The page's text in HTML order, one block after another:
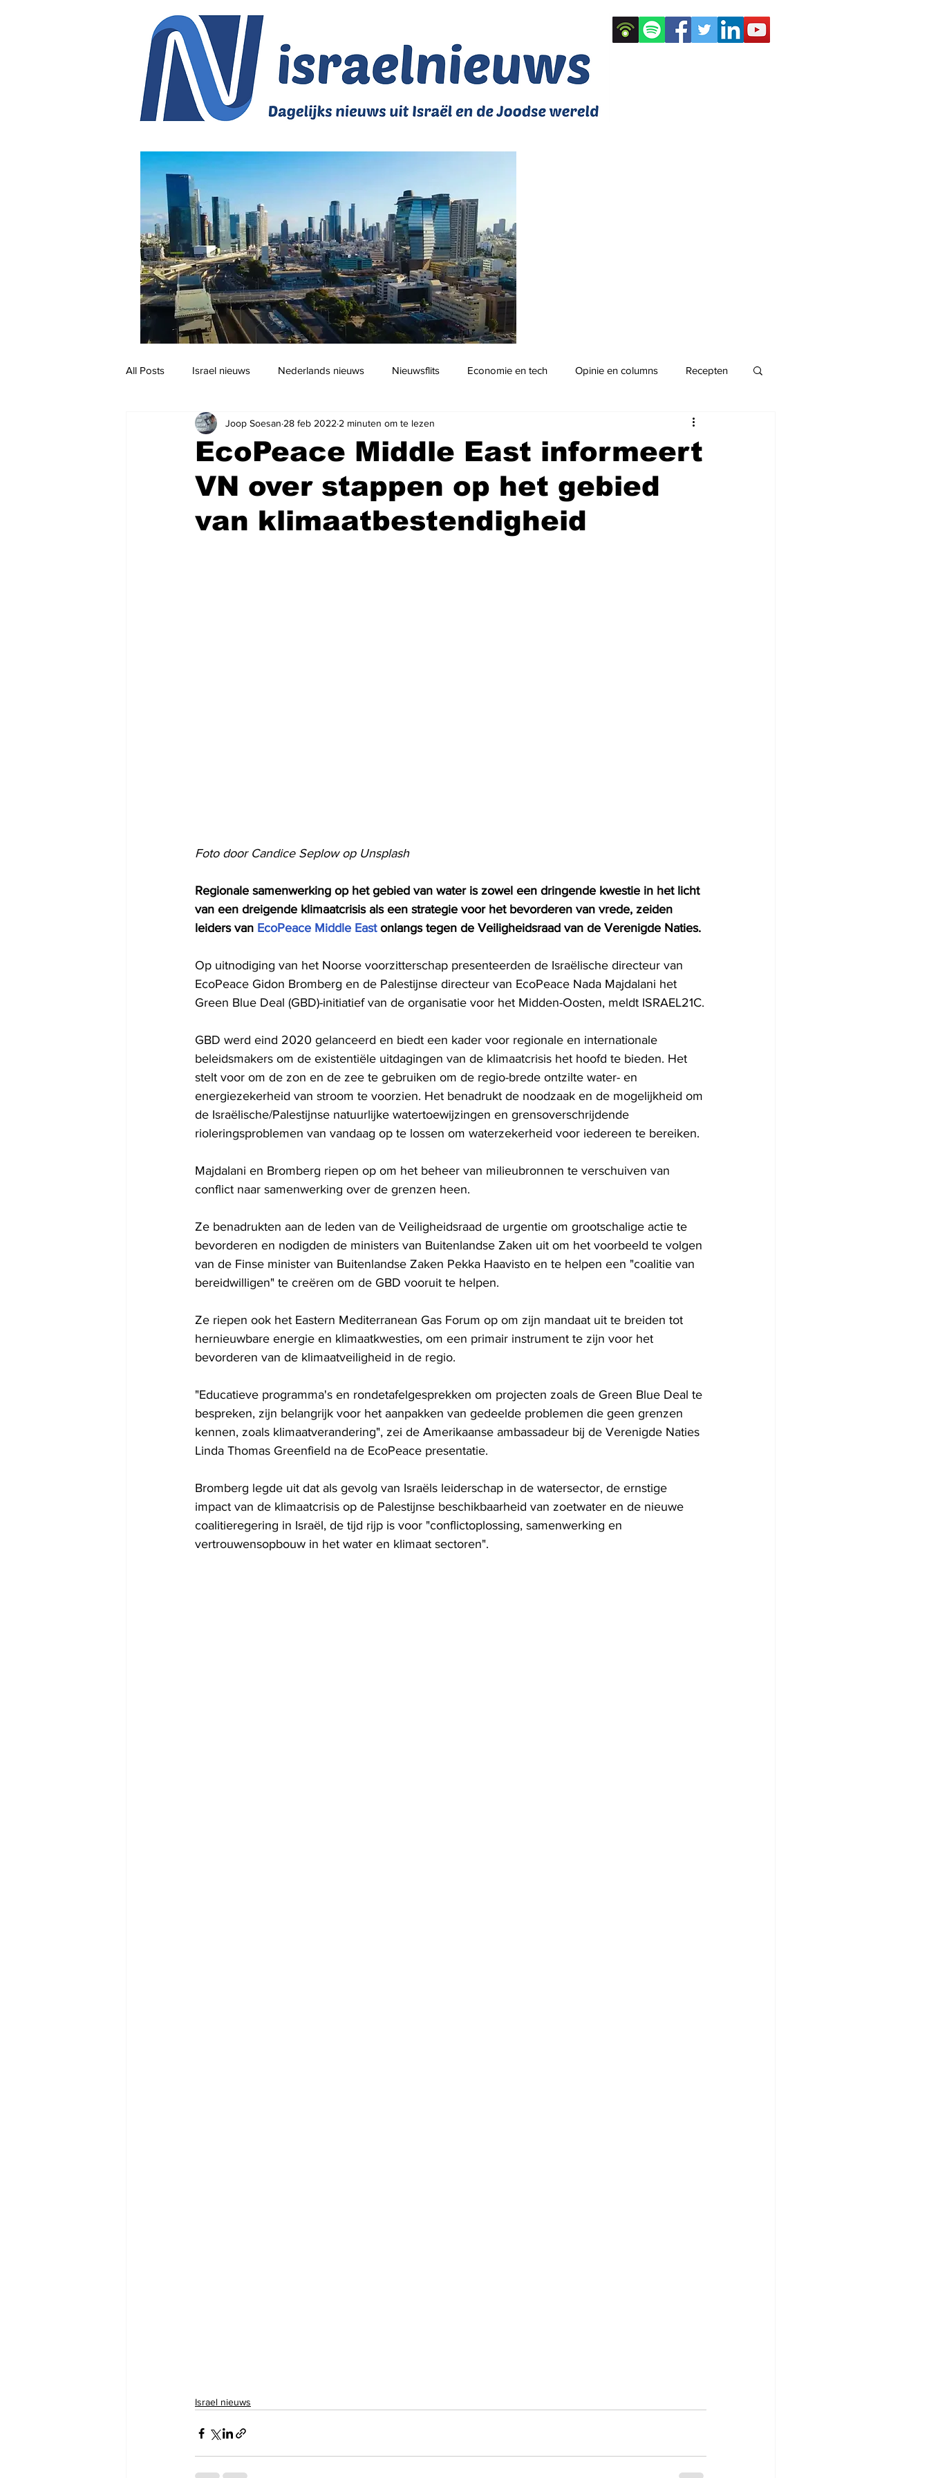
All Posts Israel nieuws Nederlands nieuws Nieuwsflits Economie en tech Opinie en columns Recepten
Jodendom en cultuur Podcast
EcoPeace Middle East informeert
VN over stappen op het gebied
van klimaatbestendigheid
Joop Soesan 28 feb 2022 2 minuten om te lezen
Foto door Candice Seplow op Unsplash
Regionale samenwerking op het gebied van water is zowel een dringende kwestie in het licht
van een dreigende klimaatcrisis als een strategie voor het bevorderen van vrede, zeiden
leiders van EcoPeace Middle East onlangs tegen de Veiligheidsraad van de Verenigde Naties.
Op uitnodiging van het Noorse voorzitterschap presenteerden de Israëlische directeur van
EcoPeace Gidon Bromberg en de Palestijnse directeur van EcoPeace Nada Majdalani het
Green Blue Deal (GBD)-initiatief van de organisatie voor het Midden-Oosten, meldt ISRAEL21C.
GBD werd eind 2020 gelanceerd en biedt een kader voor regionale en internationale
beleidsmakers om de existentiële uitdagingen van de klimaatcrisis het hoofd te bieden. Het
stelt voor om de zon en de zee te gebruiken om de regio-brede ontzilte water- en
energiezekerheid van stroom te voorzien. Het benadrukt de noodzaak en de mogelijkheid om
de Israëlische/Palestijnse natuurlijke watertoewijzingen en grensoverschrijdende
rioleringsproblemen van vandaag op te lossen om waterzekerheid voor iedereen te bereiken.
Majdalani en Bromberg riepen op om het beheer van milieubronnen te verschuiven van
conflict naar samenwerking over de grenzen heen.
Ze benadrukten aan de leden van de Veiligheidsraad de urgentie om grootschalige actie te
bevorderen en nodigden de ministers van Buitenlandse Zaken uit om het voorbeeld te volgen
van de Finse minister van Buitenlandse Zaken Pekka Haavisto en te helpen een "coalitie van
bereidwilligen" te creëren om de GBD vooruit te helpen.
Ze riepen ook het Eastern Mediterranean Gas Forum op om zijn mandaat uit te breiden tot
hernieuwbare energie en klimaatkwesties, om een ​​primair instrument te zijn voor het
bevorderen van de klimaatveiligheid in de regio.
"Educatieve programma's en rondetafelgesprekken om projecten zoals de Green Blue Deal te
bespreken, zijn belangrijk voor het aanpakken van gedeelde problemen die geen grenzen
kennen, zoals klimaatverandering", zei de Amerikaanse ambassadeur bij de Verenigde Naties
Linda Thomas Greenfield na de EcoPeace presentatie.
Bromberg legde uit dat als gevolg van Israëls leiderschap in de watersector, de ernstige
impact van de klimaatcrisis op de Palestijnse beschikbaarheid van zoetwater en de nieuwe
coalitieregering in Israël, de tijd rijp is voor "conflictoplossing, samenwerking en
vertrouwensopbouw in het water en klimaat sectoren".
Israel nieuws